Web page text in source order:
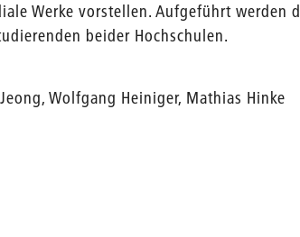
Werke vorstellen. Aufgeführt werden
beider Hochschulen.
Wolfgang Heiniger, Mathias Hinke